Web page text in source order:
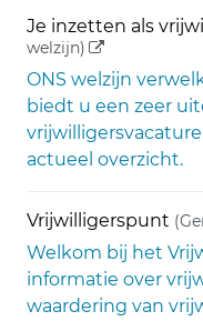
Je inzetten als
welzijn) (externe link)
ONS welzijn
biedt u een zeer
actueel overzicht.
Vrijwilligerspunt
Welkom bij het
informatie over
waardering van